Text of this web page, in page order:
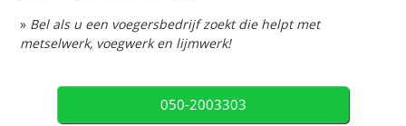
» Bel als u een voegersbedrijf zoekt die helpt met
metselwerk, voegwerk en lijmwerk!
050-2003303